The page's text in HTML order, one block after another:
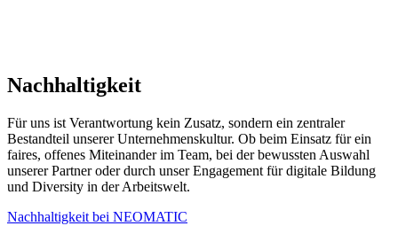
Nachhaltigkeit
Für uns ist Verantwortung kein Zusatz, sondern ein zentraler
Bestandteil unserer Unternehmenskultur. Ob beim Einsatz für ein
faires, offenes Miteinander im Team, bei der bewussten Auswahl
unserer Partner oder durch unser Engagement für digitale Bildung
und Diversity in der Arbeitswelt.
Nachhaltigkeit bei NEOMATIC